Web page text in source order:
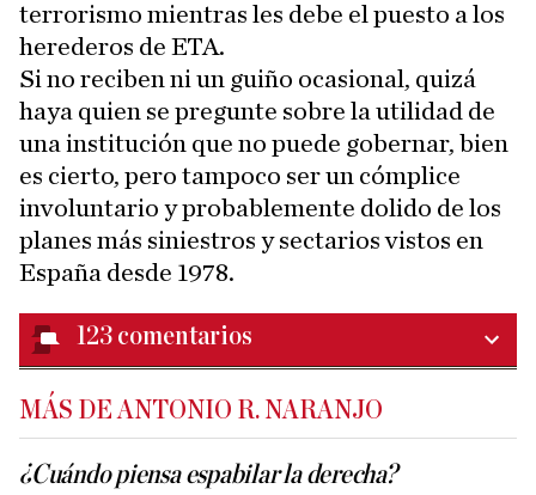
terrorismo mientras les debe el puesto a los
herederos de ETA.
Si no reciben ni un guiño ocasional, quizá
haya quien se pregunte sobre la utilidad de
una institución que no puede gobernar, bien
es cierto, pero tampoco ser un cómplice
involuntario y probablemente dolido de los
planes más siniestros y sectarios vistos en
España desde 1978.
123 comentarios
MÁS DE ANTONIO R. NARANJO
¿Cuándo piensa espabilar la derecha?